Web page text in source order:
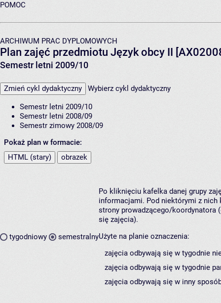
POMOC
ARCHIWUM PRAC DYPLOMOWYCH
Plan zajęć przedmiotu Język obcy II
Semestr letni 2009/10
Zmień cykl dydaktyczny Wybierz cykl dydaktyczny
Semestr letni 2009/10
Semestr letni 2008/09
Semestr zimowy 2008/09
Pokaż plan w formacie:
HTML (stary)
obrazek
tygodniowy semestralny
Po kliknięciu kafelka danej grupy
informacjami. Pod niektórymi z nich
strony prowadzącego/koordynatora
się zajęcia).
Użyte na planie oznaczenia:
zajęcia odbywają się w tygodnie
zajęcia odbywają się w tygodnie
zajęcia odbywają się w inny